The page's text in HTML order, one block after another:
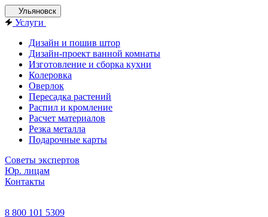
Ульяновск
Услуги
Дизайн и пошив штор
Дизайн-проект ванной комнаты
Изготовление и сборка кухни
Колеровка
Оверлок
Пересадка растений
Распил и кромление
Расчет материалов
Резка металла
Подарочные карты
Советы экспертов
Юр. лицам
Контакты
8 800 101 5309